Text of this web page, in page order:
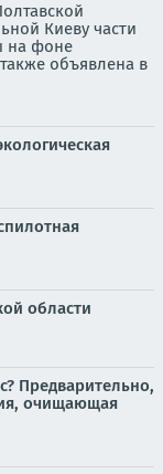
Киеву части
на фоне
объявлена в
области
Предварительно,
очищающая